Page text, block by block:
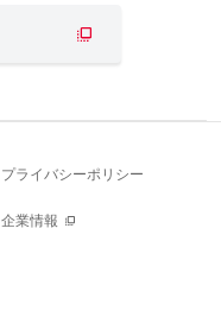
プライバシーポリシー
企業情報